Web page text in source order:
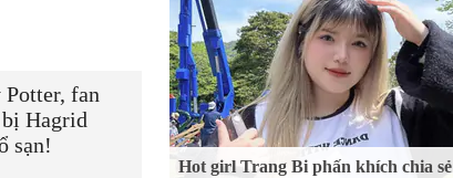
fan
Hagrid
sạn!
Hot girl Trang Bi phấn khích chia sẻ